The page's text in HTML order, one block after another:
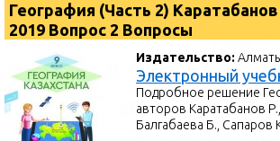
География (Часть 2) Каратабанов
2019 Вопрос 2 Вопросы
Издательство:
Электронный
Подробное решение
авторов Каратабанов
Балгабаева Б., Сапаров